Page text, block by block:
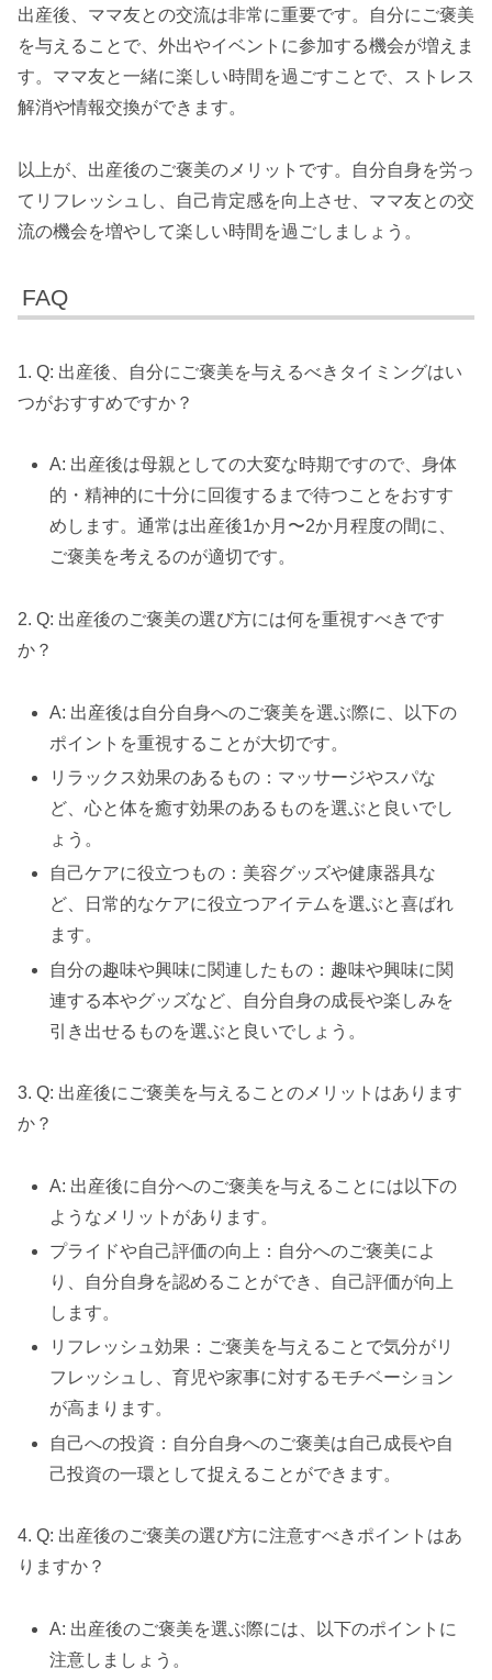
出産後、ママ友との交流は非常に重要です。自分にご褒美
を与えることで、外出やイベントに参加する機会が増えま
す。ママ友と一緒に楽しい時間を過ごすことで、ストレス
解消や情報交換ができます。
以上が、出産後のご褒美のメリットです。自分自身を労っ
てリフレッシュし、自己肯定感を向上させ、ママ友との交
流の機会を増やして楽しい時間を過ごしましょう。
FAQ
1. Q: 出産後、自分にご褒美を与えるべきタイミングはい
つがおすすめですか？
A: 出産後は母親としての大変な時期ですので、身体
的・精神的に十分に回復するまで待つことをおすす
めします。通常は出産後1か月〜2か月程度の間に、
ご褒美を考えるのが適切です。
2. Q: 出産後のご褒美の選び方には何を重視すべきです
か？
A: 出産後は自分自身へのご褒美を選ぶ際に、以下の
ポイントを重視することが大切です。
リラックス効果のあるもの：マッサージやスパな
ど、心と体を癒す効果のあるものを選ぶと良いでし
ょう。
自己ケアに役立つもの：美容グッズや健康器具な
ど、日常的なケアに役立つアイテムを選ぶと喜ばれ
ます。
自分の趣味や興味に関連したもの：趣味や興味に関
連する本やグッズなど、自分自身の成長や楽しみを
引き出せるものを選ぶと良いでしょう。
3. Q: 出産後にご褒美を与えることのメリットはあります
か？
A: 出産後に自分へのご褒美を与えることには以下の
ようなメリットがあります。
プライドや自己評価の向上：自分へのご褒美によ
り、自分自身を認めることができ、自己評価が向上
します。
リフレッシュ効果：ご褒美を与えることで気分がリ
フレッシュし、育児や家事に対するモチベーション
が高まります。
自己への投資：自分自身へのご褒美は自己成長や自
己投資の一環として捉えることができます。
4. Q: 出産後のご褒美の選び方に注意すべきポイントはあ
りますか？
A: 出産後のご褒美を選ぶ際には、以下のポイントに
注意しましょう。